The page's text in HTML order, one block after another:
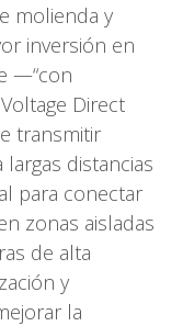
molienda y
inversión en
—“con
Direct
transmitir
distancias
para conectar
zonas aisladas
de alta
y
la